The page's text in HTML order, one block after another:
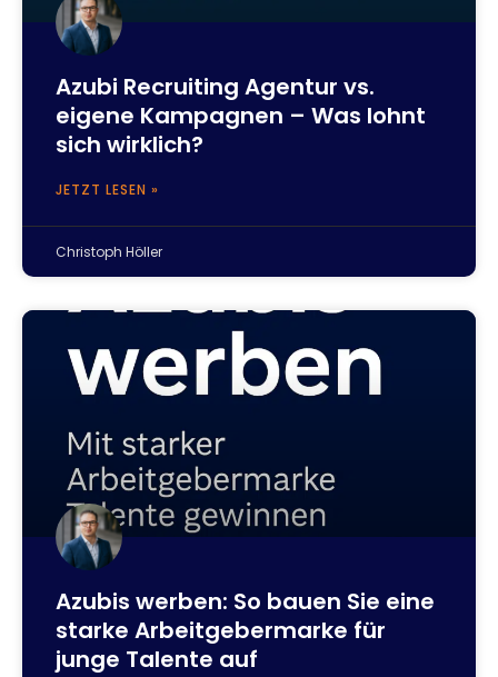
Azubi Recruiting Agentur vs.
eigene Kampagnen – Was lohnt
sich wirklich?
JETZT LESEN »
Christoph Höller
Azubis werben: So bauen Sie eine
starke Arbeitgebermarke für
junge Talente auf